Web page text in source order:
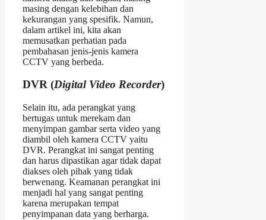
masing dengan kelebihan dan
kekurangan yang spesifik. Namun,
dalam artikel ini, kita akan
memusatkan perhatian pada
pembahasan jenis-jenis kamera
CCTV yang berbeda.
DVR (Digital Video Recorder)
Selain itu, ada perangkat yang
bertugas untuk merekam dan
menyimpan gambar serta video yang
diambil oleh kamera CCTV yaitu
DVR. Perangkat ini sangat penting
dan harus dipastikan agar tidak dapat
diakses oleh pihak yang tidak
berwenang. Keamanan perangkat ini
menjadi hal yang sangat penting
karena merupakan tempat
penyimpanan data yang berharga.